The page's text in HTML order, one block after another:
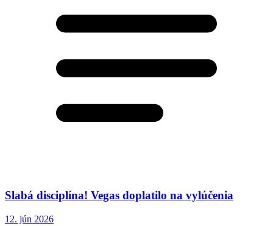
Slabá disciplína! Vegas doplatilo na vylúčenia
12. jún 2026